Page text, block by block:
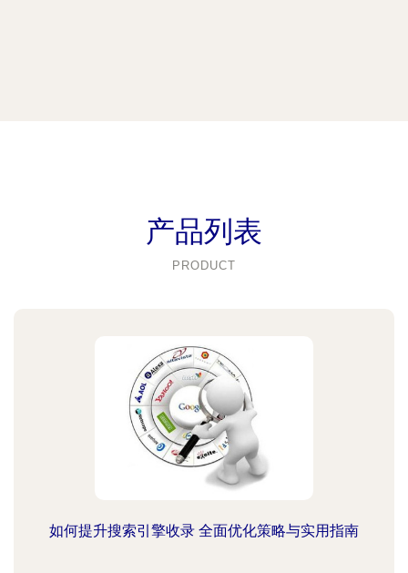
产品列表
PRODUCT
如何提升搜索引擎收录 全面优化策略与实用指南